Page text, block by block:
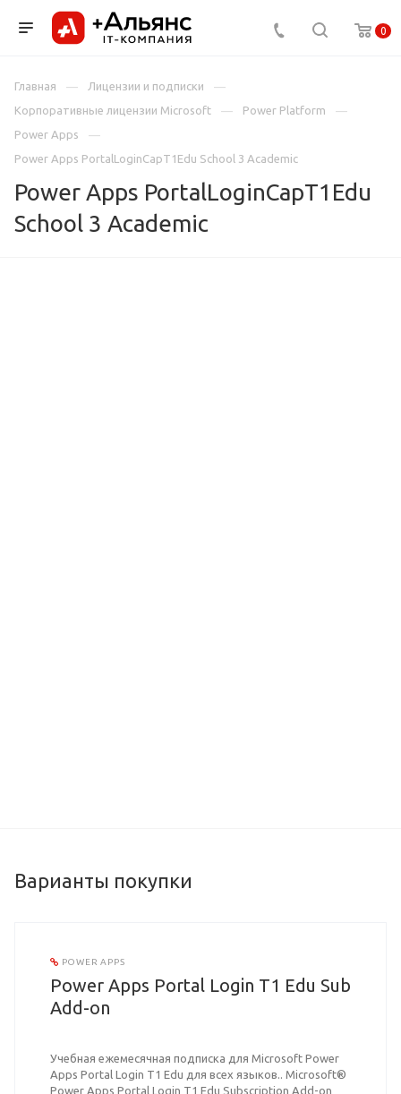
0
Главная
Лицензии и подписки
Корпоративные лицензии Microsoft
Power Platform
Power Apps
Power Apps PortalLoginCapT1Edu School 3 Academic
Power Apps PortalLoginCapT1Edu
School 3 Academic
Варианты покупки
POWER APPS
Power Apps Portal Login T1 Edu Sub
Add-on
Учебная ежемесячная подписка для Microsoft Power
Apps Portal Login T1 Edu для всех языков.. Microsoft®
Power Apps Portal Login T1 Edu Subscription Add-on